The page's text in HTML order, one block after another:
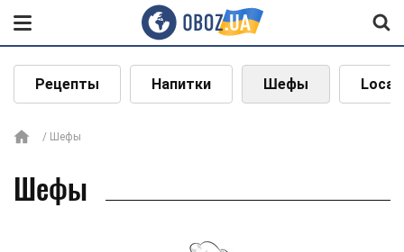
Рецепты Напитки Шефы Local
Шефы
Шефы